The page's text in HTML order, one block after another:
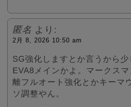
匿名 より:
2月 8, 2026 10:50 am
SG強化しますとか言うから少
EVA8メインかよ。マークス
離フルオート強化とかキーマ
ソ調整やん。